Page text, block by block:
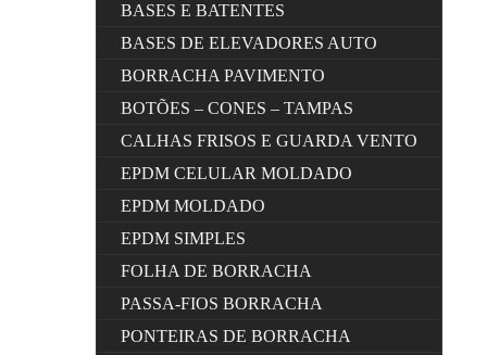
BASES E BATENTES
BASES DE ELEVADORES AUTO
BORRACHA PAVIMENTO
BOTÕES – CONES – TAMPAS
CALHAS FRISOS E GUARDA VENTO
EPDM CELULAR MOLDADO
EPDM MOLDADO
EPDM SIMPLES
FOLHA DE BORRACHA
PASSA-FIOS BORRACHA
PONTEIRAS DE BORRACHA